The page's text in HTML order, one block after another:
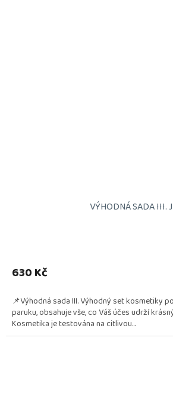
VÝHODNÁ SADA III.
produktu
je
z
5
hvězdiček.
630 Kč
📌Výhodná sada III. Výhodný set kosmetiky
paruku, obsahuje vše, co Váš účes udrží
Kosmetika je testována na citlivou...